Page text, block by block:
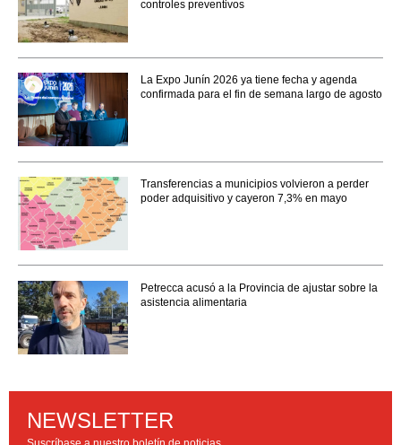
controles preventivos
La Expo Junín 2026 ya tiene fecha y agenda
confirmada para el fin de semana largo de agosto
Transferencias a municipios volvieron a perder
poder adquisitivo y cayeron 7,3% en mayo
Petrecca acusó a la Provincia de ajustar sobre la
asistencia alimentaria
NEWSLETTER